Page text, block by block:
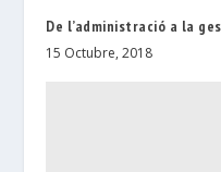
De l’administració a la
15 Octubre, 2018